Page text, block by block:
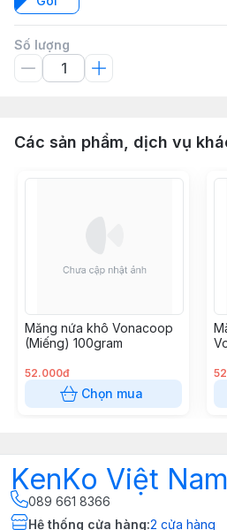
Số lượng
Các sản phẩm, dịch vụ
Măng nứa khô Vonacoop
(Miếng) 100gram
52.000đ
Chọn mua
KenKo Việt Nam
089 661 8366
Hệ thống cửa hàng:2 cửa hàng